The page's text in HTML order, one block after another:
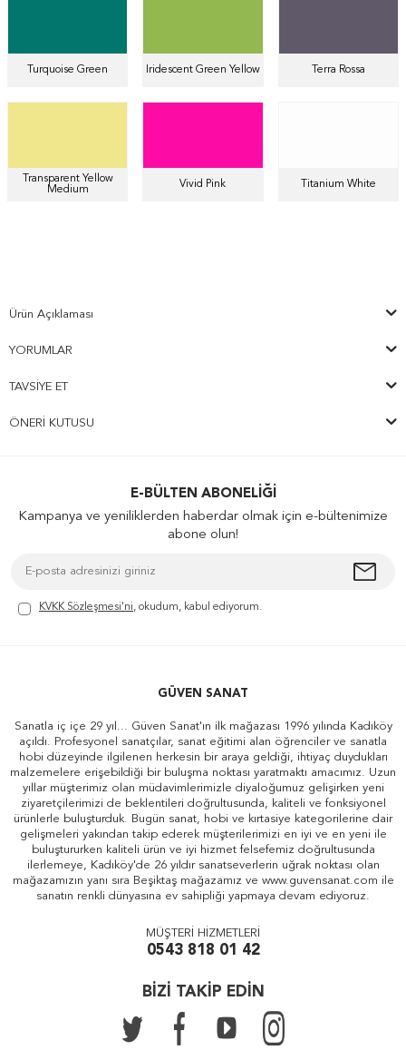
Turquoise Green Iridescent Green Yellow Terra Rossa
Transparent Yellow
Medium
Vivid Pink Titanium White
Ürün Açıklaması
YORUMLAR
TAVSIYE ET
ÖNERI KUTUSU
E-BÜLTEN ABONELIĞI
Kampanya ve yeniliklerden haberdar olmak için e-bültenimize
abone olun!
KVKK Sözleşmesi'ni, okudum, kabul ediyorum.
GÜVEN SANAT
Sanatla iç içe 29 yıl... Güven Sanat'ın ilk mağazası 1996 yılında Kadıköy
açıldı. Profesyonel sanatçılar, sanat eğitimi alan öğrenciler ve sanatla
hobi düzeyinde ilgilenen herkesin bir araya geldiği, ihtiyaç duydukları
malzemelere erişebildiği bir buluşma noktası yaratmaktı amacımız. Uzun
yıllar müşterimiz olan müdavimlerimizle diyaloğumuz gelişirken yeni
ziyaretçilerimizi de beklentileri doğrultusunda, kaliteli ve fonksiyonel
ürünlerle buluşturduk. Bugün sanat, hobi ve kırtasiye kategorilerine dair
gelişmeleri yakından takip ederek müşterilerimizi en iyi ve en yeni ile
buluştururken kaliteli ürün ve iyi hizmet felsefemiz doğrultusunda
ilerlemeye, Kadıköy'de 26 yıldır sanatseverlerin uğrak noktası olan
mağazamızın yanı sıra Beşiktaş mağazamız ve www.guvensanat.com ile
sanatın renkli dünyasına ev sahipliği yapmaya devam ediyoruz.
MÜŞTERİ HİZMETLERİ
0543 818 01 42
BİZİ TAKİP EDİN